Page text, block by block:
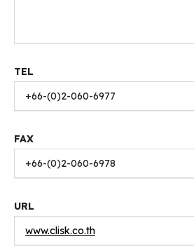
TEL
+66-(0)2-060-6977
FAX
+66-(0)2-060-6978
URL
www.clisk.co.th